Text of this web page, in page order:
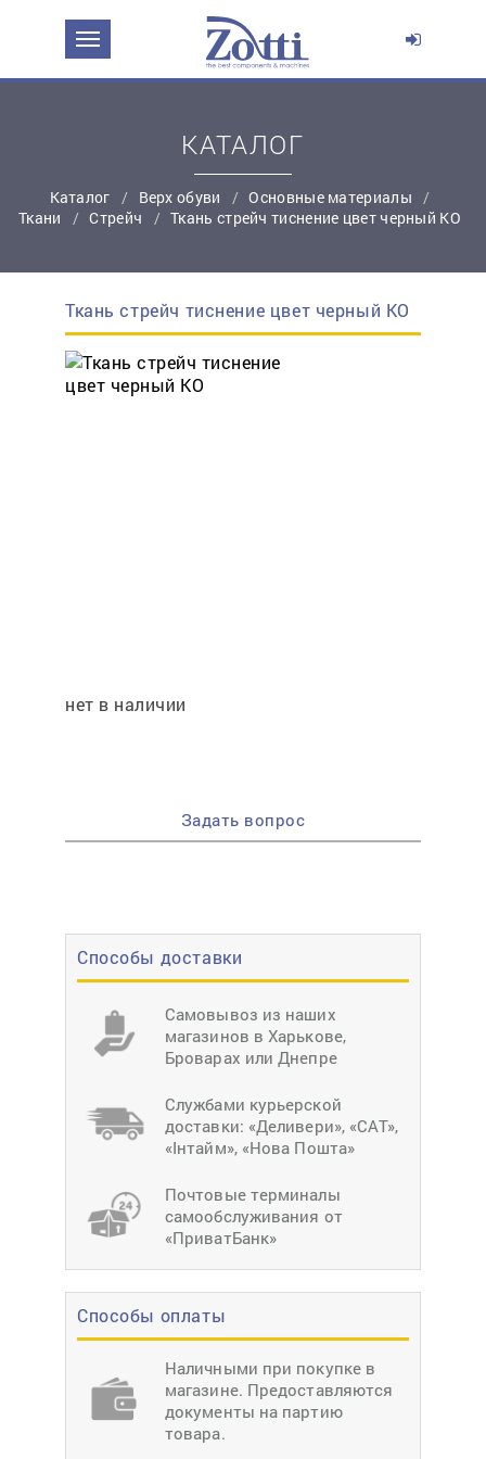
простую регистрацию
КАТАЛОГ
Каталог Верх обуви
Основные материалы
Ткани
Стрейч Ткань стрейч тиснение цвет черный КО
Способы доставки
Самовывоз из наших
магазинов в Харькове,
Броварах или Днепре
Службами курьерской
доставки: «Деливери», «САТ»,
«Інтайм», «Нова Пошта»
Почтовые терминалы
самообслуживания от
«ПриватБанк»
Способы оплаты
Наличными при покупке в
магазине. Предоставляются
документы на партию
товара.
Ткань стрейч тиснение цвет черный КО
нет в наличии
Задать вопрос
ЗАДАТЬ ВОПРОС О ПРОДУКТЕ
Эл. почта: *
Контактный телефон:*
Ваш вопрос: